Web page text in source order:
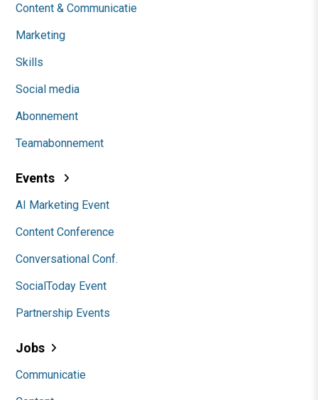
Content & Communicatie
Marketing
Skills
Social media
Abonnement
Teamabonnement
Events
AI Marketing Event
Content Conference
Conversational Conf.
SocialToday Event
Partnership Events
Jobs
Communicatie